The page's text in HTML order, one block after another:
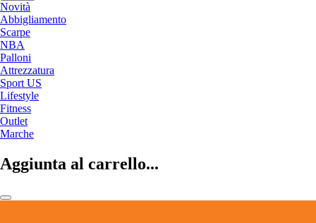
Novità
Abbigliamento
Scarpe
NBA
Palloni
Attrezzatura
Sport US
Lifestyle
Fitness
Outlet
Marche
Aggiunta al carrello...